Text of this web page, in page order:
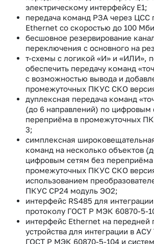
электрическому интерфейсу E1;
передача команд РЗА через ЦСС
Ethernet со скоростью до 100
бесшовное резервирование
переключения с основного на
т-схемы с логикой «И» и «ИЛИ»,
обеспечить передачу команд
с возможностью вывода и
промежуточных ПКУС СКО
дуплексная передача команд
(до 6 направлений) по цифровым
переприёма в промежуточных
3;
симплексная
команд на несколько объектов
цифровым сетям без переприёма
промежуточных ПКУС СКО
использованием
ПКУС СР24 модуль ЭО2;
интерфейс RS485 для
протоколу ГОСТ Р МЭК 60870-5-
интерфейс Ethernet на передней
устройства для интеграции в
ГОСТ Р МЭК 60870-5-104 и